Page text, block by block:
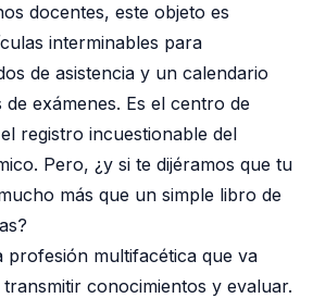
docentes, este objeto es
interminables para
de asistencia y un calendario
exámenes. Es el centro de
registro incuestionable del
Pero, ¿y si te dijéramos que tu
más que un simple libro de
profesión multifacética que va
conocimientos y evaluar.